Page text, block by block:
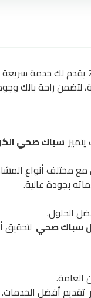
لعام 2025 يقدم لك
لتضمن راحة بالك
سباك صحي
مع مختلف أنواع
بجودة عالية.
الحلول.
سباك صحي لتحقيق
العامة.
تقديم أفضل الخدمات.